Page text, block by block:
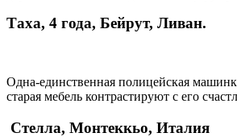
Таха, 4 года, Бейрут, Ливан.
Одна-единственная полицейская
старая мебель контрастируют с его
Стелла, Монтеккьо, Италия